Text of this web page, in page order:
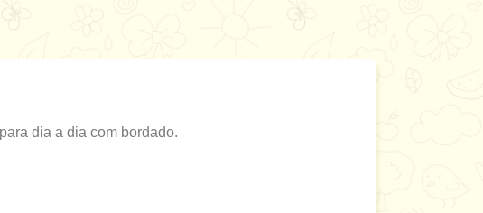
dia a dia com bordado.